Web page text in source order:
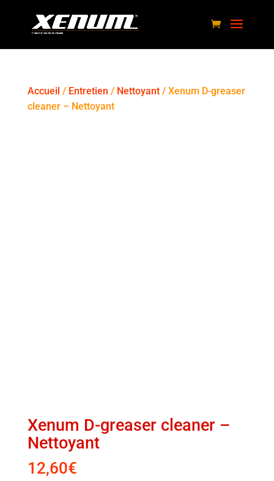
Accueil / Entretien / Nettoyant/ Xenum D-greaser
cleaner – Nettoyant
Xenum D-greaser cleaner –
Nettoyant
12,60€